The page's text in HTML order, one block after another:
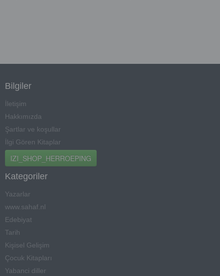
Bilgiler
İletişim
Hakkımızda
Şartlar ve koşullar
İlgi Gören Kitaplar
IZI_SHOP_HERROEPING
Kategoriler
Yazarlar
www.sahaf.nl
Edebiyat
Tarih
Kişisel Gelişim
Çocuk Kitapları
Yabanci diller